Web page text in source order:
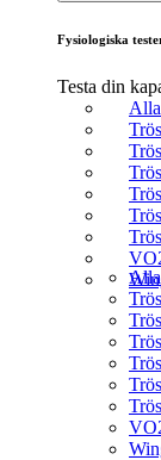
Fysiologiska
Testa din
Alla